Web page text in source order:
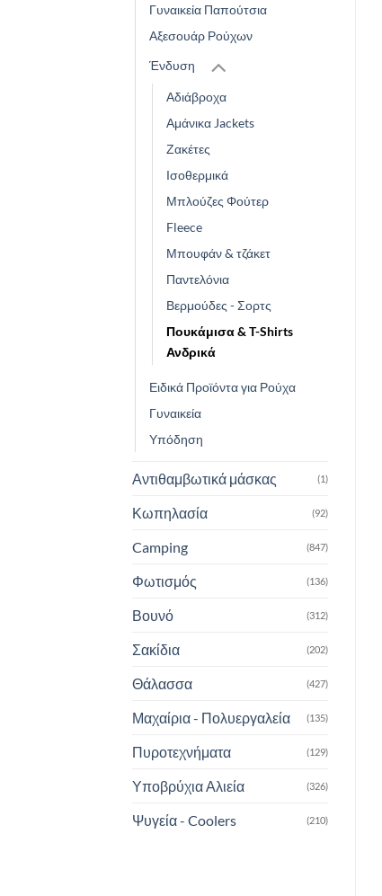
Γυναικεία Παπούτσια
Αξεσουάρ Ρούχων
Ένδυση
Αδιάβροχα
Αμάνικα Jackets
Ζακέτες
Ισοθερμικά
Μπλούζες Φούτερ
Fleece
Μπουφάν & τζάκετ
Παντελόνια
Βερμούδες - Σορτς
Πουκάμισα & T-Shirts
Ανδρικά
Ειδικά Προϊόντα για Ρούχα
Γυναικεία
Υπόδηση
Αντιθαμβωτικά μάσκας (1)
Κωπηλασία (92)
Camping (847)
Φωτισμός (136)
Βουνό (312)
Σακίδια (202)
Θάλασσα (427)
Μαχαίρια - Πολυεργαλεία (135)
Πυροτεχνήματα (129)
Υποβρύχια Αλιεία (326)
Ψυγεία - Coolers (210)